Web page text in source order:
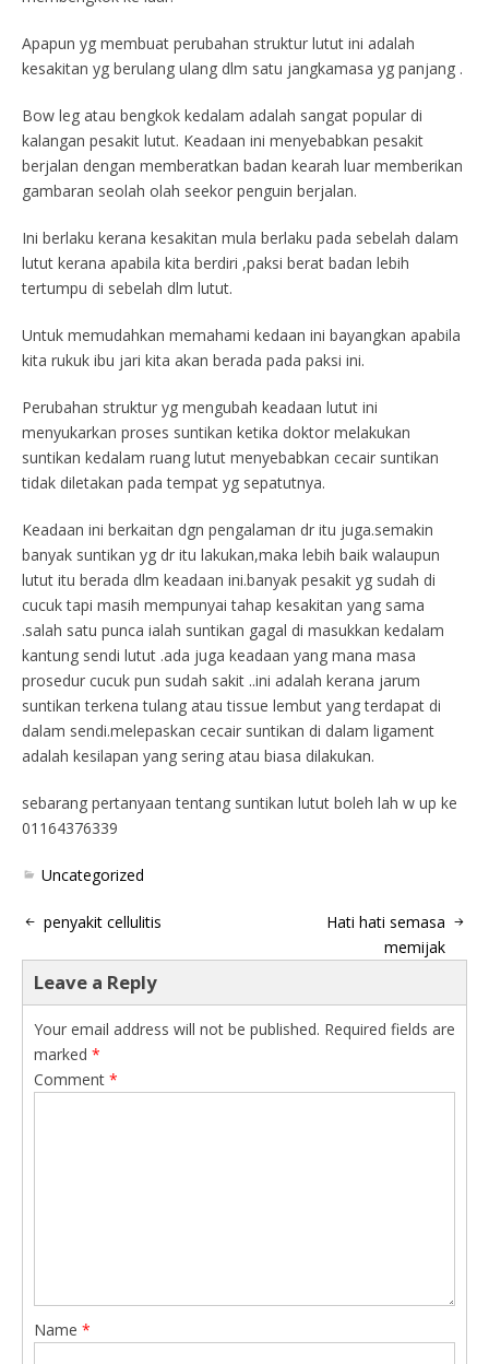
Apapun yg membuat perubahan struktur lutut ini adalah
kesakitan yg berulang ulang dlm satu jangkamasa yg panjang .
Bow leg atau bengkok kedalam adalah sangat popular di
kalangan pesakit lutut. Keadaan ini menyebabkan pesakit
berjalan dengan memberatkan badan kearah luar memberikan
gambaran seolah olah seekor penguin berjalan.
Ini berlaku kerana kesakitan mula berlaku pada sebelah dalam
lutut kerana apabila kita berdiri ,paksi berat badan lebih
tertumpu di sebelah dlm lutut.
Untuk memudahkan memahami kedaan ini bayangkan apabila
kita rukuk ibu jari kita akan berada pada paksi ini.
Perubahan struktur yg mengubah keadaan lutut ini
menyukarkan proses suntikan ketika doktor melakukan
suntikan kedalam ruang lutut menyebabkan cecair suntikan
tidak diletakan pada tempat yg sepatutnya.
Keadaan ini berkaitan dgn pengalaman dr itu juga.semakin
banyak suntikan yg dr itu lakukan,maka lebih baik walaupun
lutut itu berada dlm keadaan ini.banyak pesakit yg sudah di
cucuk tapi masih mempunyai tahap kesakitan yang sama
.salah satu punca ialah suntikan gagal di masukkan kedalam
kantung sendi lutut .ada juga keadaan yang mana masa
prosedur cucuk pun sudah sakit ..ini adalah kerana jarum
suntikan terkena tulang atau tissue lembut yang terdapat di
dalam sendi.melepaskan cecair suntikan di dalam ligament
adalah kesilapan yang sering atau biasa dilakukan.
sebarang pertanyaan tentang suntikan lutut boleh lah w up ke
01164376339
Uncategorized
penyakit cellulitis
Hati hati semasa
memijak
Leave a Reply
Your email address will not be published. Required fields are
marked *
Comment *
Name *